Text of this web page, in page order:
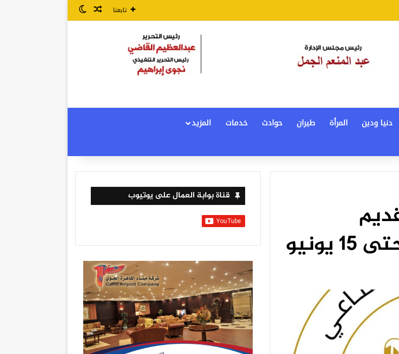
تابعنا مقال عشوائي
الوضع المظلم
دنيا ودين المرأة طيران حوادث خدمات
المزيد
قناة بوابة العمال على يوتيوب